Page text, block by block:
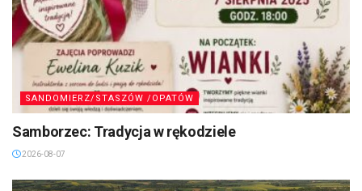
SANDOMIERZ/STASZÓW /OPATÓW
Samborzec: Tradycja w rękodziele
2026-08-07